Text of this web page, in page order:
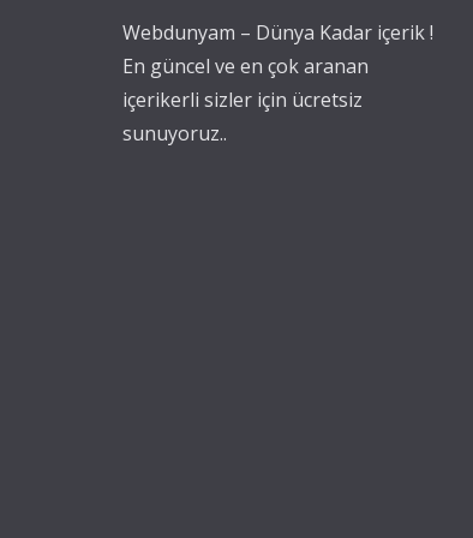
Webdunyam – Dünya Kadar içerik !
En güncel ve en çok aranan
içerikerli sizler için ücretsiz
sunuyoruz..